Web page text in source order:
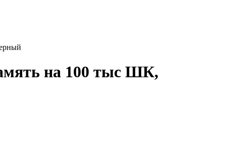
на 100 тыс ШК,